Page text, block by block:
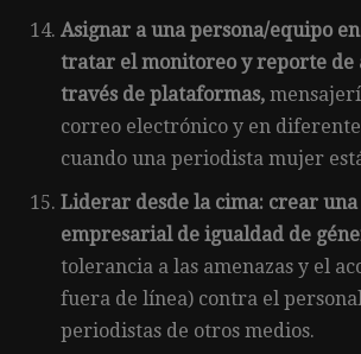
Asignar a una persona/equipo
tratar el monitoreo y reporte de
través de plataformas,
correo electrónico y en
cuando una periodista mujer
Liderar desde la cima: crear
empresarial de igualdad de
tolerancia a las amenazas y el
fuera de línea) contra el
periodistas de otros medios.